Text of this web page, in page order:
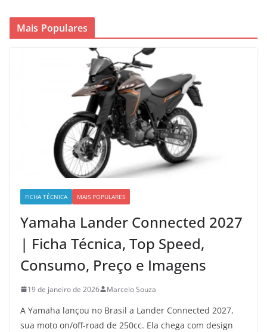
Mais Populares
FICHA TÉCNICA MAIS POPULARES
Yamaha Lander Connected 2027
| Ficha Técnica, Top Speed,
Consumo, Preço e Imagens
19 de janeiro de 2026 Marcelo Souza
A Yamaha lançou no Brasil a Lander Connected 2027,
sua moto on/off-road de 250cc. Ela chega com design